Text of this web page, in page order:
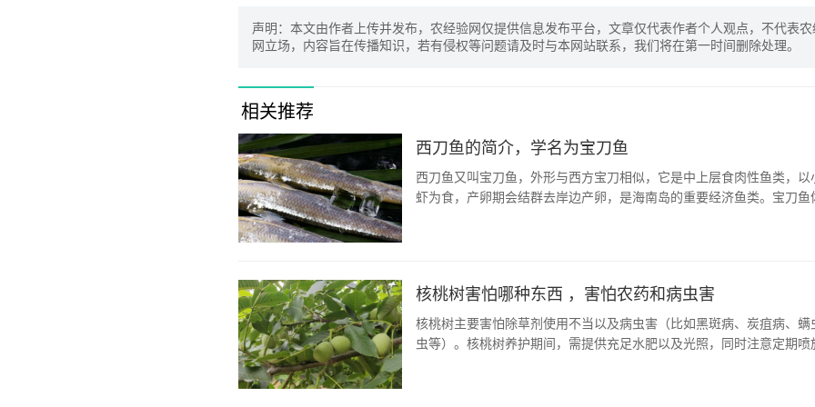
声明：本文由作者上传并发布，农经验网仅提供信息发布平台，文章仅代表作者个人观点，不代表农
网立场，内容旨在传播知识，若有侵权等问题请及时与本网站联系，我们将在第一时间删除处理。
相关推荐
西刀鱼的简介，学名为宝刀鱼
西刀鱼又叫宝刀鱼，外形与西方宝刀相似，它是中上层食肉性鱼类，以
虾为食，产卵期会结群去岸边产卵，是海南岛的重要经济鱼类。宝刀鱼
核桃树害怕哪种东西 ，害怕农药和病虫害
核桃树主要害怕除草剂使用不当以及病虫害（比如黑斑病、炭疽病、螨
虫等）。核桃树养护期间，需提供充足水肥以及光照，同时注意定期喷